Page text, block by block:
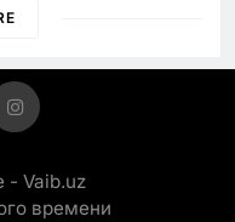
без сахара»
- Vaib.uz
времени